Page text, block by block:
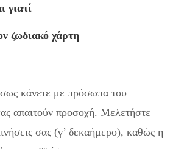
γιατί
ζωδιακό χάρτη
κάνετε με πρόσωπα του
απαιτούν προσοχή. Μελετήστε
σας (γ’ δεκαήμερο), καθώς η